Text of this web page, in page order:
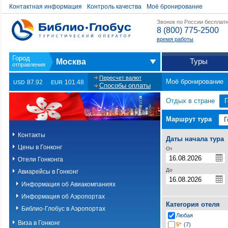
Контактная информация Контроль качества Моё бронирование
Звонок по России
8 (800) 775-2500
время работы
Москва Туры
USD 87.92 EUR 101.48
Пересчет валют
Способы оплаты
Моё бронирование
Контакты
Цены в Гонконг
Отели Гонконга
Авиарейсы в Гонконг
Информация об Авиакомпаниях
Информация об Аэропортах
Библио-Глобус в Аэропортах
Виза в Гонконг
Отдых в стране
Маршрут тура
Даты начала тура
От
До
Категория отеля
Любая
5* (7)